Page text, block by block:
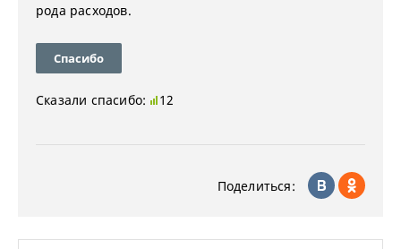
рода расходов.
Спасибо
Сказали спасибо: 12
Поделиться: